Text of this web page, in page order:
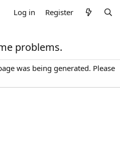
Log in Register
problems.
was being generated. Please